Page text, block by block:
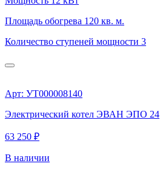
Площадь обогрева 120 кв. м.
Количество ступеней мощности 3
Арт: УТ000008140
Электрический котел ЭВАН ЭПО 24
63 250 ₽
В наличии